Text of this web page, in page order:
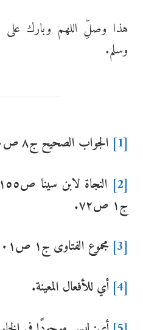
هذا وصلِّ اللهم وبارك على
وسلم.
[1]
الجواب الصحيح ج٨ ص١٦٠.
[2]
ج١ ص٧٢.
[3]
مجموع الفتاوى ج١ ص٣٠١.
[4]
أي للأفعال المعينة.